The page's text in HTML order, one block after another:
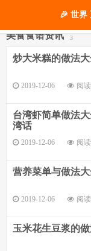
美食食谱资讯 3
炒大米糕的做法
2019-12-06 阅
台湾虾简单做法
湾话
2019-12-06 阅
营养菜单与做法
2019-12-06 阅
玉米花生豆浆的
🎉 世界